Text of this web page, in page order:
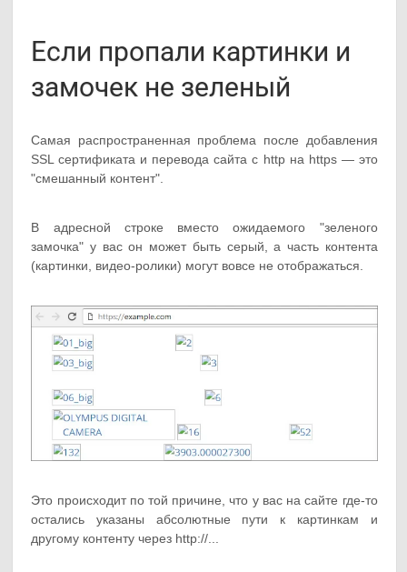
Если пропали картинки и
замочек не зеленый
Самая распространенная проблема после добавления
SSL сертификата и перевода сайта с http на https — это
"смешанный контент".
В адресной строке вместо ожидаемого "зеленого
замочка" у вас он может быть серый, а часть контента
(картинки, видео-ролики) могут вовсе не отображаться.
Это происходит по той причине, что у вас на сайте где-то
остались указаны абсолютные пути к картинкам и
другому контенту через http://...